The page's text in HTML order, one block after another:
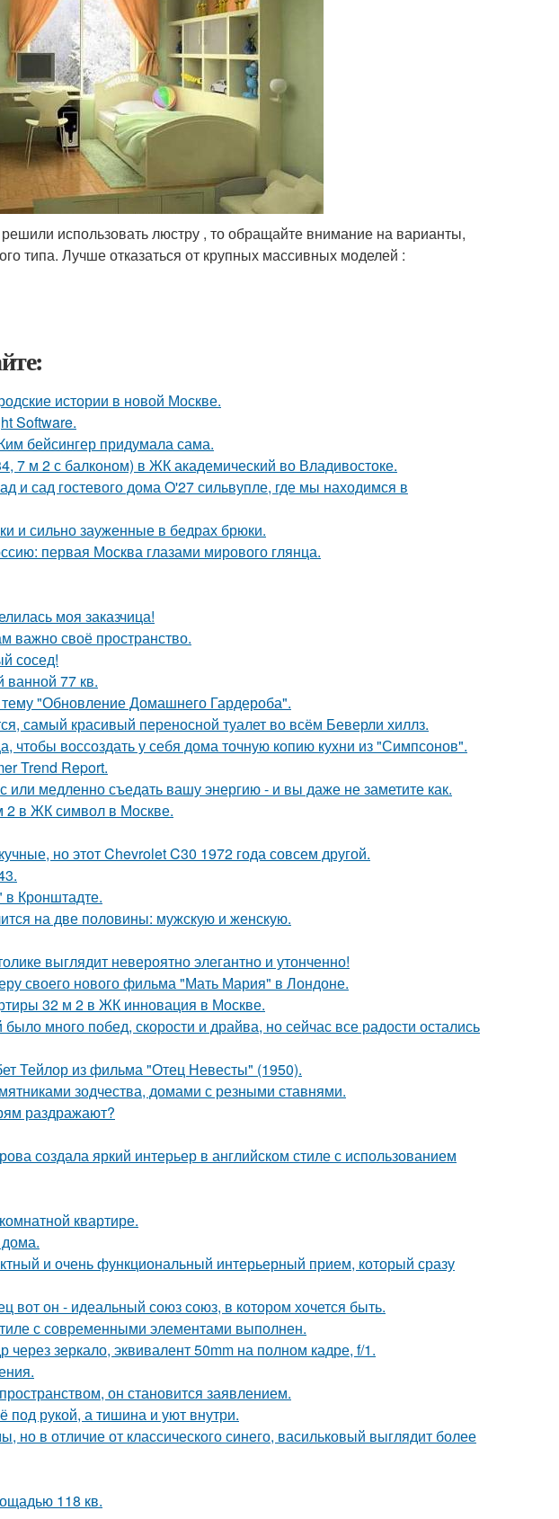
использовать люстру , то обращайте внимание на варианты,
типа. Лучше отказаться от крупных массивных моделей :
истории в новой Москве.
Software.
бейсингер придумала сама.
7 м 2 с балконом) в ЖК академический во Владивостоке.
и сад гостевого дома O'27 сильвупле, где мы находимся в
и сильно зауженные в бедрах брюки.
первая Москва глазами мирового глянца.
моя заказчица!
важно своё пространство.
сосед!
ванной 77 кв.
"Обновление Домашнего Гардероба".
самый красивый переносной туалет во всём Беверли хиллз.
воссоздать у себя дома точную копию кухни из "Симпсонов".
Trend Report.
медленно съедать вашу энергию - и вы даже не заметите как.
2 в ЖК символ в Москве.
но этот Chevrolet C30 1972 года совсем другой.
Кронштадте.
на две половины: мужскую и женскую.
выглядит невероятно элегантно и утонченно!
своего нового фильма "Мать Мария" в Лондоне.
32 м 2 в ЖК инновация в Москве.
много побед, скорости и драйва, но сейчас все радости остались
Тейлор из фильма "Отец Невесты" (1950).
зодчества, домами с резными ставнями.
раздражают?
создала яркий интерьер в английском стиле с использованием
квартире.
и очень функциональный интерьерный прием, который сразу
вот он - идеальный союз союз, в котором хочется быть.
с современными элементами выполнен.
зеркало, эквивалент 50mm на полном кадре, f/1.
он становится заявлением.
под рукой, а тишина и уют внутри.
но в отличие от классического синего, васильковый выглядит более
118 кв.